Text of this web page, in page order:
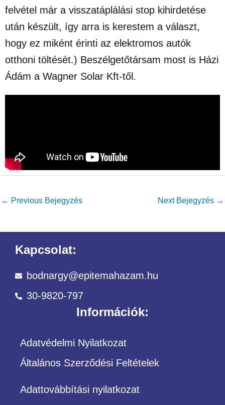
felvétel már a visszatáplálási stop kihirdetése
után készült, így arra is kerestem a választ,
hogy ez miként érinti az elektromos autók
otthoni töltését.) Beszélgetőtársam most is Házi
Ádám a Wagner Solar Kft-től.
← Previous Bejegyzés Next Bejegyzés →
Kapcsolat:
bodnargy@epitemahazam.hu
30-9820-797
Információk:
Adatvédelmi Nyilatkozat
Általános Szerződési Feltételek
Adattovábbítási nyilatkozat